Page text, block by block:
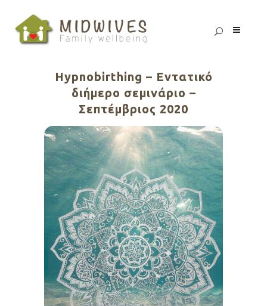
Hypnobirthing – Εντατικό
διήμερο σεμινάριο –
Σεπτέμβριος 2020